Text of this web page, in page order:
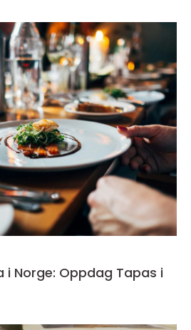
i Norge: Oppdag Tapas i